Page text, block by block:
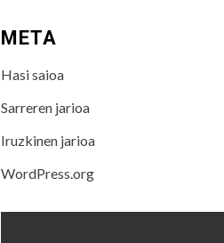
META
Hasi saioa
Sarreren jarioa
Iruzkinen jarioa
WordPress.org